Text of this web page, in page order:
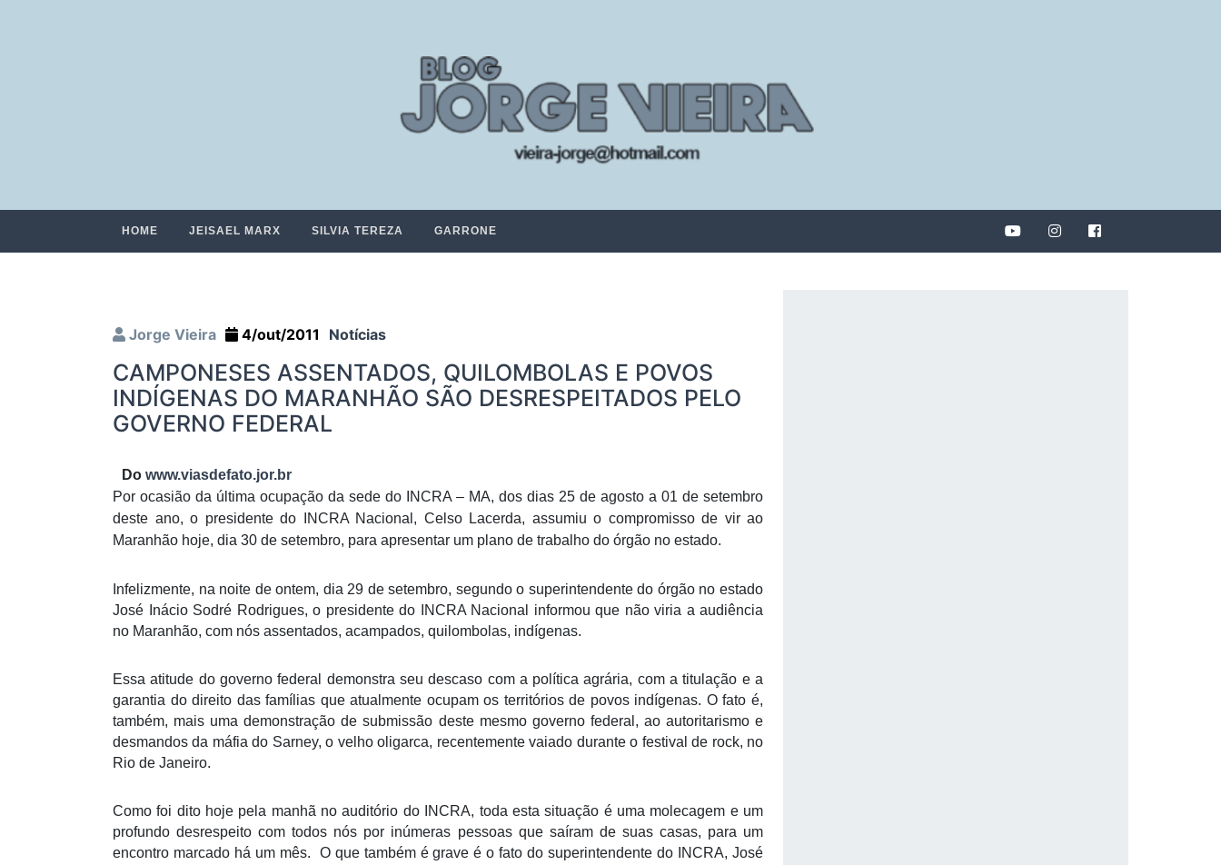
HOME JEISAEL MARX SILVIA TEREZA GARRONE
Jorge Vieira 4/out/2011 Notícias
CAMPONESES ASSENTADOS, QUILOMBOLAS E POVOS
INDÍGENAS DO MARANHÃO SÃO DESRESPEITADOS PELO
GOVERNO FEDERAL
Do www.viasdefato.jor.br
Por ocasião da última ocupação da sede do INCRA – MA, dos dias 25 de agosto a 01 de setembro
deste ano, o presidente do INCRA Nacional, Celso Lacerda, assumiu o compromisso de vir ao
Maranhão hoje, dia 30 de setembro, para apresentar um plano de trabalho do órgão no estado.
Infelizmente, na noite de ontem, dia 29 de setembro, segundo o superintendente do órgão no estado
José Inácio Sodré Rodrigues, o presidente do INCRA Nacional informou que não viria a audiência
no Maranhão, com nós assentados, acampados, quilombolas, indígenas.
Essa atitude do governo federal demonstra seu descaso com a política agrária, com a titulação e a
garantia do direito das famílias que atualmente ocupam os territórios de povos indígenas. O fato é,
também, mais uma demonstração de submissão deste mesmo governo federal, ao autoritarismo e
desmandos da máfia do Sarney, o velho oligarca, recentemente vaiado durante o festival de rock, no
Rio de Janeiro.
Como foi dito hoje pela manhã no auditório do INCRA, toda esta situação é uma molecagem e um
profundo desrespeito com todos nós por inúmeras pessoas que saíram de suas casas, para um
encontro marcado há um mês. O que também é grave é o fato do superintendente do INCRA, José